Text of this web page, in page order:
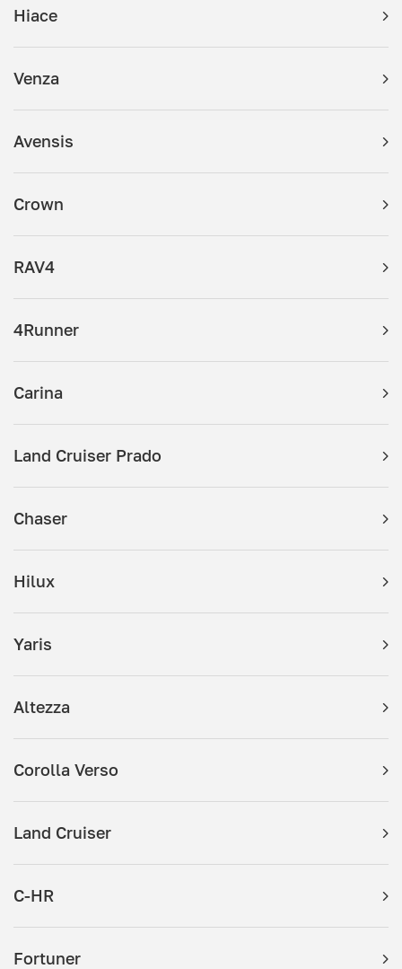
Hiace
Venza
Avensis
Crown
RAV4
4Runner
Carina
Land Cruiser Prado
Chaser
Hilux
Yaris
Altezza
Corolla Verso
Land Cruiser
C-HR
Fortuner